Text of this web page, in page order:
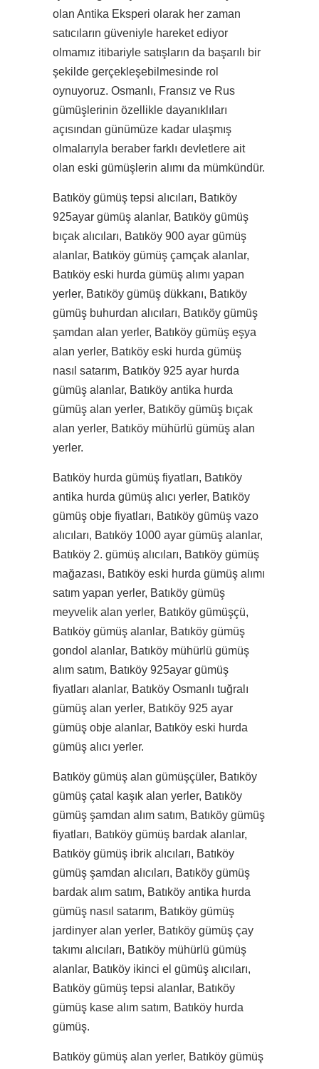
olan Antika Eksperi olarak her zaman
satıcıların güveniyle hareket ediyor
olmamız itibariyle satışların da başarılı bir
şekilde gerçekleşebilmesinde rol
oynuyoruz. Osmanlı, Fransız ve Rus
gümüşlerinin özellikle dayanıklıları
açısından günümüze kadar ulaşmış
olmalarıyla beraber farklı devletlere ait
olan eski gümüşlerin alımı da mümkündür.
Batıköy gümüş tepsi alıcıları, Batıköy
925ayar gümüş alanlar, Batıköy gümüş
bıçak alıcıları, Batıköy 900 ayar gümüş
alanlar, Batıköy gümüş çamçak alanlar,
Batıköy eski hurda gümüş alımı yapan
yerler, Batıköy gümüş dükkanı, Batıköy
gümüş buhurdan alıcıları, Batıköy gümüş
şamdan alan yerler, Batıköy gümüş eşya
alan yerler, Batıköy eski hurda gümüş
nasıl satarım, Batıköy 925 ayar hurda
gümüş alanlar, Batıköy antika hurda
gümüş alan yerler, Batıköy gümüş bıçak
alan yerler, Batıköy mühürlü gümüş alan
yerler.
Batıköy hurda gümüş fiyatları, Batıköy
antika hurda gümüş alıcı yerler, Batıköy
gümüş obje fiyatları, Batıköy gümüş vazo
alıcıları, Batıköy 1000 ayar gümüş alanlar,
Batıköy 2. gümüş alıcıları, Batıköy gümüş
mağazası, Batıköy eski hurda gümüş alımı
satım yapan yerler, Batıköy gümüş
meyvelik alan yerler, Batıköy gümüşçü,
Batıköy gümüş alanlar, Batıköy gümüş
gondol alanlar, Batıköy mühürlü gümüş
alım satım, Batıköy 925ayar gümüş
fiyatları alanlar, Batıköy Osmanlı tuğralı
gümüş alan yerler, Batıköy 925 ayar
gümüş obje alanlar, Batıköy eski hurda
gümüş alıcı yerler.
Batıköy gümüş alan gümüşçüler, Batıköy
gümüş çatal kaşık alan yerler, Batıköy
gümüş şamdan alım satım, Batıköy gümüş
fiyatları, Batıköy gümüş bardak alanlar,
Batıköy gümüş ibrik alıcıları, Batıköy
gümüş şamdan alıcıları, Batıköy gümüş
bardak alım satım, Batıköy antika hurda
gümüş nasıl satarım, Batıköy gümüş
jardinyer alan yerler, Batıköy gümüş çay
takımı alıcıları, Batıköy mühürlü gümüş
alanlar, Batıköy ikinci el gümüş alıcıları,
Batıköy gümüş tepsi alanlar, Batıköy
gümüş kase alım satım, Batıköy hurda
gümüş.
Batıköy gümüş alan yerler, Batıköy gümüş